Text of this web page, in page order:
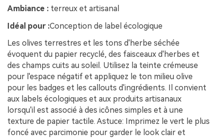
Ambiance : terreux et artisanal
Idéal pour :Conception de label écologique
Les olives terrestres et les tons d'herbe séchée
évoquent du papier recyclé, des faisceaux d'herbes et
des champs cuits au soleil. Utilisez la teinte crémeuse
pour l'espace négatif et appliquez le ton milieu olive
pour les badges et les callouts d'ingrédients. Il convient
aux labels écologiques et aux produits artisanaux
lorsqu'il est associé à des icônes simples et à une
texture de papier tactile. Astuce: Imprimez le vert le plus
foncé avec parcimonie pour garder le look clair et